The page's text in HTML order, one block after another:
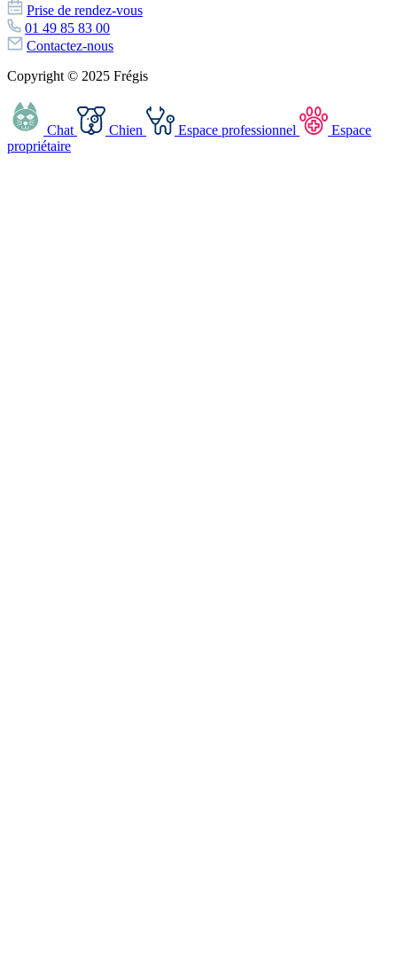
Prise de rendez-vous
01 49 85 83 00
Contactez-nous
Copyright © 2025 Frégis
Chat Chien Espace professionnel
Espace
propriétaire